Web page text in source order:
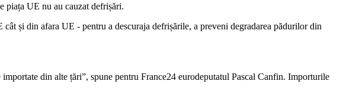
piața UE nu au cauzat defrișări.
și din afara UE - pentru a descuraja defrișările, a preveni degradarea pădurilor din
din alte țări”, spune pentru France24 eurodeputatul Pascal Canfin. Importurile